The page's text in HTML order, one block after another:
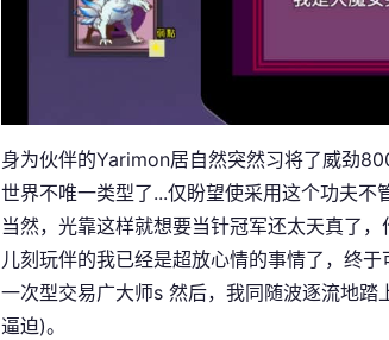
身为伙伴的Yarimon居自然突然习将了威劲
世界不唯一类型了...仅盼望使采用这个功夫
当然，光靠这样就想要当针冠军还太天真了
儿刻玩伴的我已经是超放心情的事情了，终
一次型交易广大师s 然后，我同随波逐流地
逼迫)。